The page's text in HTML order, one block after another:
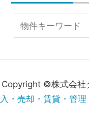
Copyright ©株式会社
入・売却・賃貸・管